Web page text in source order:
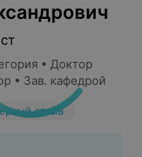
• Доктор
• Зав. кафедрой
отзыв